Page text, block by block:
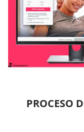
PROCESO